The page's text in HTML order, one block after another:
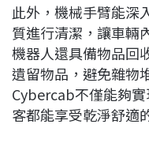
此外，機械手臂能深
質進行清潔，讓車輛
機器人還具備物品回
遺留物品，避免雜物
Cybercab不僅能夠
客都能享受乾淨舒適